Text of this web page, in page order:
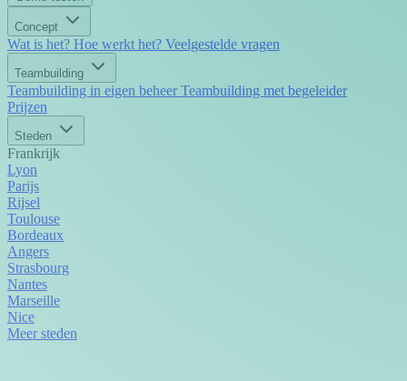
Concept
Wat is het? Hoe werkt het? Veelgestelde vragen
Teambuilding
Teambuilding in eigen beheer Teambuilding met begeleider
Prijzen
Steden
Frankrijk
Lyon
Parijs
Rijsel
Toulouse
Bordeaux
Angers
Strasbourg
Nantes
Marseille
Nice
Meer steden